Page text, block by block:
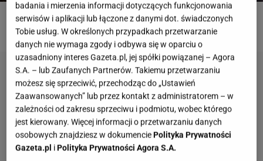
ROZWIĄŻ QUIZ
badania i mierzenia informacji dotyczących funkcjonowania
serwisów i aplikacji lub łączone z danymi dot. świadczonych
Tobie usług. W określonych przypadkach przetwarzanie
danych nie wymaga zgody i odbywa się w oparciu o
uzasadniony interes Gazeta.pl, jej spółki powiązanej – Agora
S.A. – lub Zaufanych Partnerów. Takiemu przetwarzaniu
możesz się sprzeciwić, przechodząc do „Ustawień
Zaawansowanych” lub przez kontakt z administratorem – w
zależności od zakresu sprzeciwu i podmiotu, wobec którego
jest kierowany. Więcej informacji o przetwarzaniu danych
osobowych znajdziesz w dokumencie Polityka Prywatności
Gazeta.pl i Polityka Prywatności Agora S.A.